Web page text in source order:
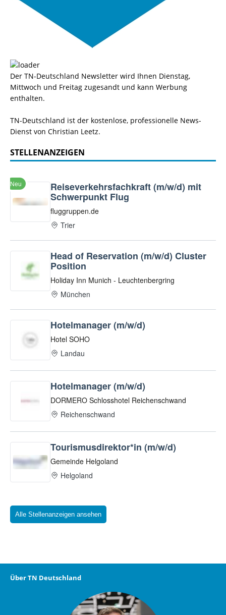
Der TN-Deutschland Newsletter wird Ihnen Dienstag,
Mittwoch und Freitag zugesandt und kann Werbung
enthalten.
TN-Deutschland ist der kostenlose, professionelle News-
Dienst von Christian Leetz.
STELLENANZEIGEN
Alle Stellenanzeigen ansehen
Über TN Deutschland